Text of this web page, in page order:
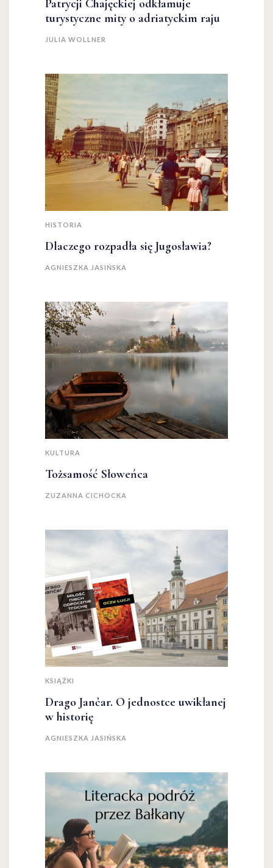
Patrycji Chajęckiej odkłamuje
turystyczne mity o adriatyckim raju
JULIA WOLLNER
HISTORIA
Dlaczego rozpadła się Jugosławia?
AGNIESZKA JASIŃSKA
KULTURA
Tożsamość Słoweńca
ZUZANNA CICHOCKA
KSIĄŻKI
Drago Jančar. O jednostce uwikłanej
w historię
AGNIESZKA JASIŃSKA